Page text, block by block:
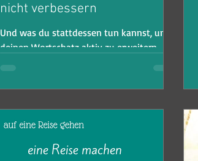
nicht verbessern
Und was du stattdessen tun kannst, um
deinen Wortschatz aktiv zu erweitern -
darum geht es in meinem neuesten Video.